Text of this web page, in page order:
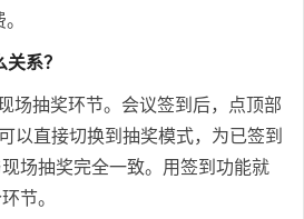
系？
场抽奖环节。会议签到后，点顶部
以直接切换到抽奖模式，为已签到
场抽奖完全一致。用签到功能就
节。